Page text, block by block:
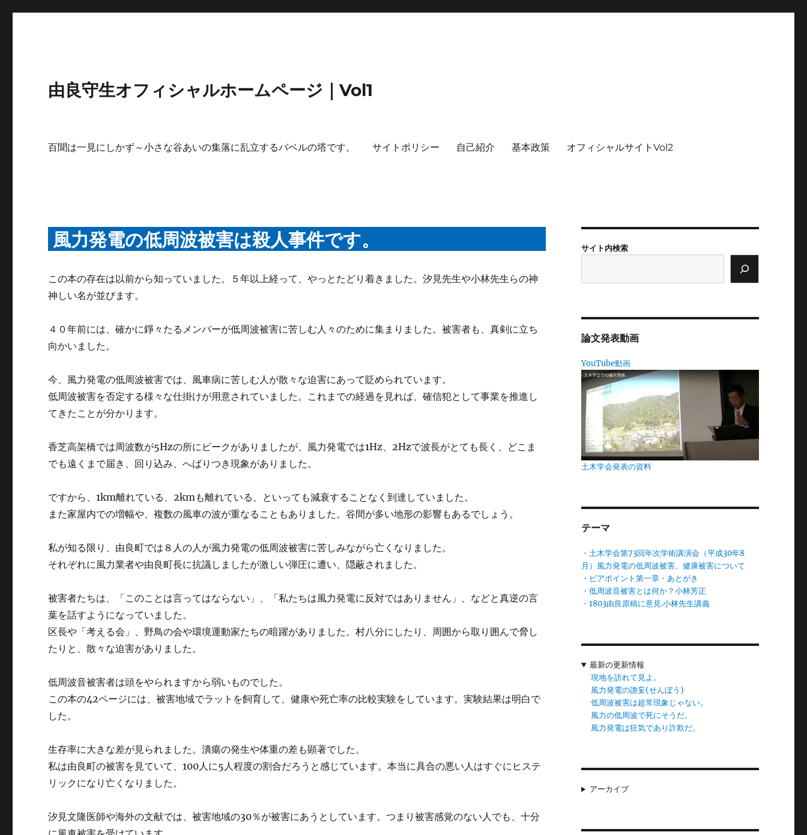
由良守生オフィシャルホームページ｜Vol1
百聞は一見にしかず～小さな谷あいの集落に乱立するバベルの塔です。 サイトポリシー 自己紹介 基本政策 オフィシャルサイトVol2
風力発電の低周波被害は殺人事件です。
この本の存在は以前から知っていました。５年以上経って、やっとたどり着きました。汐見先生や小林先生らの神
神しい名が並びます。
４０年前には、確かに錚々たるメンバーが低周波被害に苦しむ人々のために集まりました。被害者も、真剣に立ち
向かいました。
今、風力発電の低周波被害では、風車病に苦しむ人が散々な迫害にあって貶められています。
低周波被害を否定する様々な仕掛けが用意されていました。これまでの経過を見れば、確信犯として事業を推進し
てきたことが分かります。
香芝高架橋では周波数が5Hzの所にピークがありましたが、風力発電では1Hz、2Hzで波長がとても長く、どこま
でも遠くまで届き、回り込み、へばりつき現象がありました。
ですから、1km離れている、2kmも離れている、といっても減衰することなく到達していました。
また家屋内での増幅や、複数の風車の波が重なることもありました。谷間が多い地形の影響もあるでしょう。
私が知る限り、由良町では８人の人が風力発電の低周波被害に苦しみながら亡くなりました。
それぞれに風力業者や由良町長に抗議しましたが激しい弾圧に遭い、隠蔽されました。
被害者たちは、「このことは言ってはならない」、「私たちは風力発電に反対ではありません」、などと真逆の言
葉を話すようになっていました。
区長や「考える会」、野鳥の会や環境運動家たちの暗躍がありました。村八分にしたり、周囲から取り囲んで脅し
たりと、散々な迫害がありました。
低周波音被害者は頭をやられますから弱いものでした。
この本の42ページには、被害地域でラットを飼育して、健康や死亡率の比較実験をしています。実験結果は明白で
した。
生存率に大きな差が見られました。潰瘍の発生や体重の差も顕著でした。
私は由良町の被害を見ていて、100人に5人程度の割合だろうと感じています。本当に具合の悪い人はすぐにヒステ
リックになり亡くなりました。
汐見文隆医師や海外の文献では、被害地域の30％が被害にあうとしています。つまり被害感覚のない人でも、十分
サイト内検索
論文発表動画
YouTube動画
土木学会発表の資料
テーマ
・土木学会第73回年次学術講演会（平成30年8
月）風力発電の低周波被害、健康被害について
・ピアポイント第一章・あとがき
・低周波音被害とは何か？小林芳正
・1803由良原稿に意見.小林先生講義
最新の更新情報
現地を訪れて見よ。
風力発電の譫妄(せんぼう)
低周波被害は超常現象じゃない。
風力の低周波で死にそうだ。
風力発電は狂気であり詐欺だ。
アーカイブ